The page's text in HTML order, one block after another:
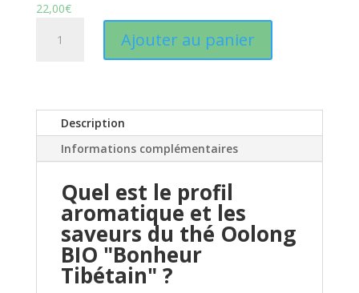
22,00€
Bonheur
Tibétain
Grenade
Pêche
Infusion
Ajouter au panier
Description
Informations complémentaires
Quel est le profil
aromatique et les
saveurs du thé Oolong
BIO "Bonheur
Tibétain" ?